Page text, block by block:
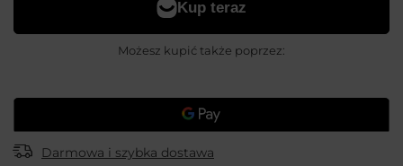
Możesz kupić także poprzez:
Darmowa i szybka dostawa